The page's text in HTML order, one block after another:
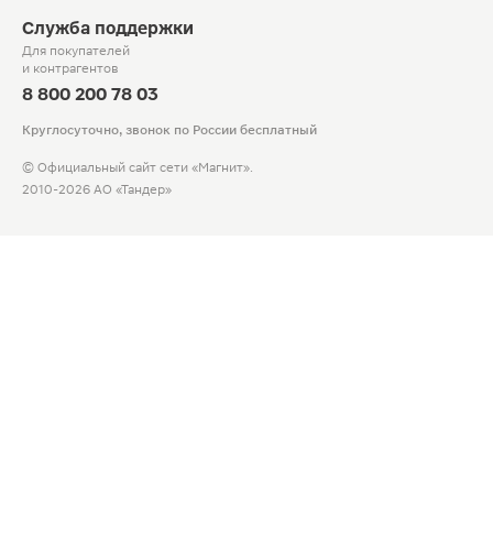
Служба поддержки
Для покупателей
и контрагентов
8 800 200 78 03
Круглосуточно, звонок по России бесплатный
© Официальный сайт сети «Магнит».
2010-2026 АО «Тандер»